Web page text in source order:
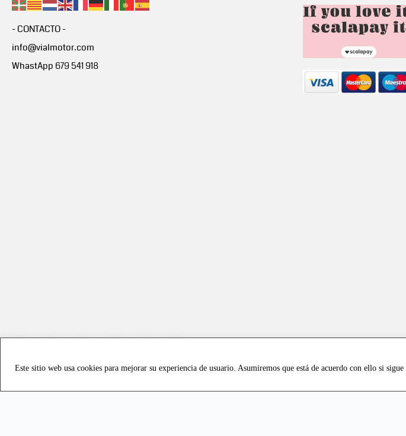
Este sitio web usa cookies para mejorar su experiencia de usuario. Asumiremos que está de acuerdo con ello si sigue
- CONTACTO -
info@vialmotor.com
WhastApp 679 541 918